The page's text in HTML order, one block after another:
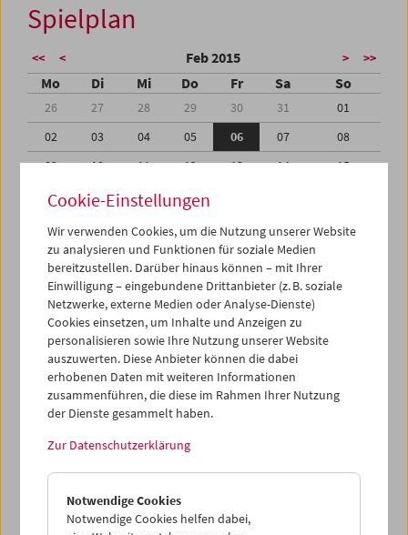
Spielplan
<< < Feb 2015 > >>
Mo Di Mi Do Fr Sa So
26 27 28 29 30 31
01
02
03 04 05 06 07
08
09
10 11 12 13 14
15
16
17 18 19
23
25 27
01
02
03 04 05 06 07
iCalender
Programmheft-PDF
English language or subtitles
< Vorherige Woche
Mo 2.2.
Di 3.2.
Cookie-Einstellungen
Wir verwenden Cookies, um die Nutzung unserer Website
zu analysieren und Funktionen für soziale Medien
bereitzustellen. Darüber hinaus können – mit Ihrer
Einwilligung – eingebundene Drittanbieter (z. B. soziale
Netzwerke, externe Medien oder Analyse-Dienste)
Cookies einsetzen, um Inhalte und Anzeigen zu
personalisieren sowie Ihre Nutzung unserer Website
auszuwerten. Diese Anbieter können die dabei
erhobenen Daten mit weiteren Informationen
zusammenführen, die diese im Rahmen Ihrer Nutzung
der Dienste gesammelt haben.
Zur Datenschutzerklärung
Notwendige Cookies
Notwendige Cookies helfen dabei,